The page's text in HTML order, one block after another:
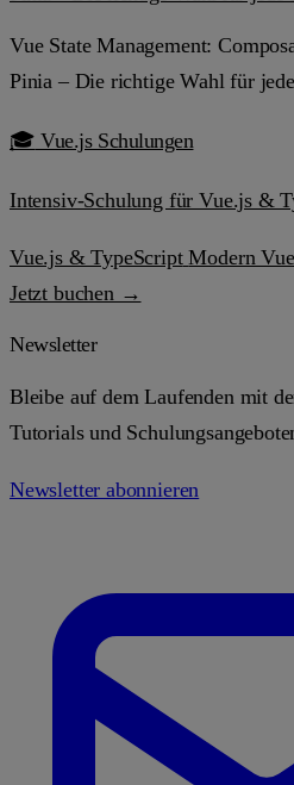
Vue State Management:
Pinia – Die richtige Wahl für
🎓 Vue.js Schulungen
Intensiv-Schulung für Vue.js &
Vue.js & TypeScript Modern
Jetzt buchen →
Newsletter
Bleibe auf dem Laufenden mit
Tutorials und
Newsletter abonnieren